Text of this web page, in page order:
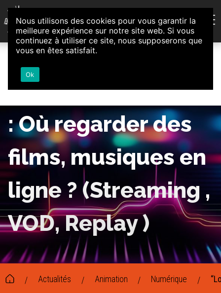
Aller au contenu
Association d'Animation et d'Initiatives Citoyennes
Loire-Authion
“Loisir numérique”
: Où regarder des
films, musiques en
ligne ? (Streaming ,
VOD, Replay )
/ Actualités / Animation / Numérique /
Nous utilisons des cookies pour vous garantir la
meilleure expérience sur notre site web. Si vous
continuez à utiliser ce site, nous supposerons que
vous en êtes satisfait.
Ok